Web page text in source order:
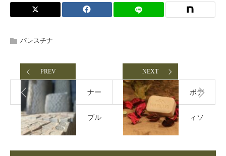
パレスチナ
PREV
ナー
ブル
NEXT
ボデ
ィソ